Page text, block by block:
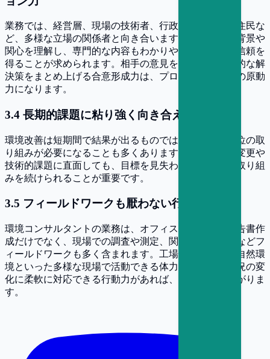
業務では、経営層、現場の技術者、行政担当者、地域住民な
ど、多様な立場の関係者と向き合います。それぞれの背景や
関心を理解し、専門的な内容もわかりやすく説明して信頼を
得ることが求められます。相手の意見を踏まえて現実的な解
決策をまとめ上げる合意形成力は、プロジェクト推進の原動
力になります。
3.4 長期的課題に粘り強く向き合える忍耐力
環境改善は短期間で結果が出るものではなく、数年単位の取
り組みが必要になることも多くあります。途中で制度変更や
技術的課題に直面しても、目標を見失わず、粘り強く取り組
みを続けられることが重要です。
3.5 フィールドワークも厭わない行動力と体力
環境コンサルタントの業務は、オフィスでの分析や報告書作
成だけでなく、現場での調査や測定、関係者との協議などフ
ィールドワークも多く含まれます。工場や建設現場、自然環
境といった多様な現場で活動できる体力と、天候や状況の変
化に柔軟に対応できる行動力があれば、活動の幅が広がりま
す。